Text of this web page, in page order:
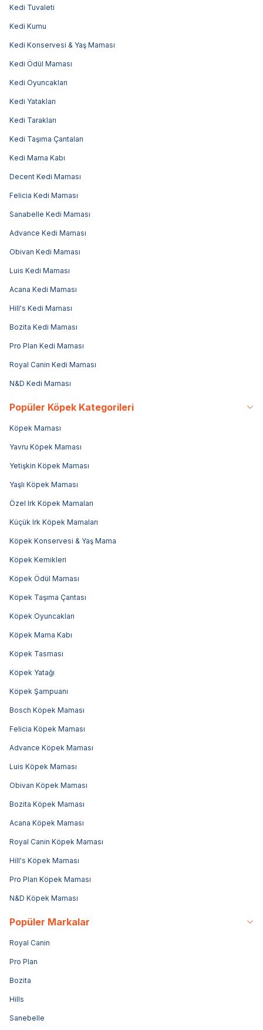
Kedi Tuvaleti
Kedi Kumu
Kedi Konservesi & Yaş Maması
Kedi Ödül Maması
Kedi Oyuncakları
Kedi Yatakları
Kedi Tarakları
Kedi Taşıma Çantaları
Kedi Mama Kabı
Decent Kedi Maması
Felicia Kedi Maması
Sanabelle Kedi Maması
Advance Kedi Maması
Obivan Kedi Maması
Luis Kedi Maması
Acana Kedi Maması
Hill's Kedi Maması
Bozita Kedi Maması
Pro Plan Kedi Maması
Royal Canin Kedi Maması
N&D Kedi Maması
Popüler Köpek Kategorileri
Köpek Maması
Yavru Köpek Maması
Yetişkin Köpek Maması
Yaşlı Köpek Maması
Özel Irk Köpek Mamaları
Küçük Irk Köpek Mamaları
Köpek Konservesi & Yaş Mama
Köpek Kemikleri
Köpek Ödül Maması
Köpek Taşıma Çantası
Köpek Oyuncakları
Köpek Mama Kabı
Köpek Tasması
Köpek Yatağı
Köpek Şampuanı
Bosch Köpek Maması
Felicia Köpek Maması
Advance Köpek Maması
Luis Köpek Maması
Obivan Köpek Maması
Bozita Köpek Maması
Acana Köpek Maması
Royal Canin Köpek Maması
Hill's Köpek Maması
Pro Plan Köpek Maması
N&D Köpek Maması
Popüler Markalar
Royal Canin
Pro Plan
Bozita
Hills
Sanebelle